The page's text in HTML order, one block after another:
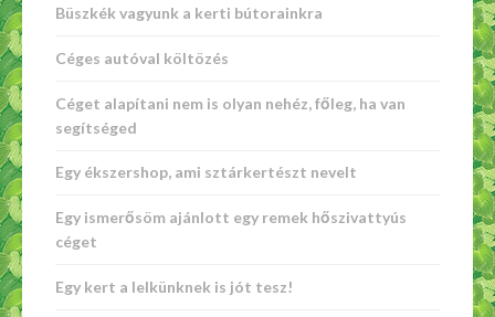
Büszkék vagyunk a kerti bútorainkra
Céges autóval költözés
Céget alapítani nem is olyan nehéz, főleg, ha van
segítséged
Egy ékszershop, ami sztárkertészt nevelt
Egy ismerősöm ajánlott egy remek hőszivattyús
céget
Egy kert a lelkünknek is jót tesz!